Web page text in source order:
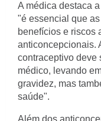
A médica destaca
"é essencial que
benefícios e riscos
anticoncepcionais.
contraceptivo deve
médico, levando
gravidez, mas
saúde".
Além dos